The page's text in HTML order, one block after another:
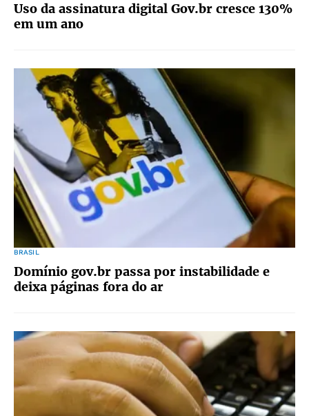
Uso da assinatura digital Gov.br cresce 130%
em um ano
BRASIL
Domínio gov.br passa por instabilidade e
deixa páginas fora do ar